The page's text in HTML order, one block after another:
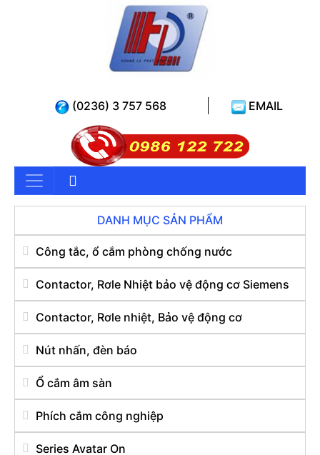
(0236) 3 757 568 EMAIL
DANH MỤC SẢN PHẨM
Công tắc, ổ cắm phòng chống nước
Contactor, Rơle Nhiệt bảo vệ động cơ Siemens
Contactor, Rơle nhiệt, Bảo vệ động cơ
Nút nhấn, đèn báo
Ổ cắm âm sàn
Phích cắm công nghiệp
Series Avatar On